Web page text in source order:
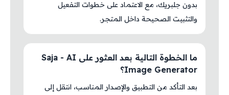
بدون جلبريك، مع الاعتماد على خطوات التفعيل
والتثبيت الصحيحة داخل المتجر.
ما الخطوة التالية بعد العثور على Saja - AI
Image Generator؟
بعد التأكد من التطبيق والإصدار المناسب، انتقل إلى